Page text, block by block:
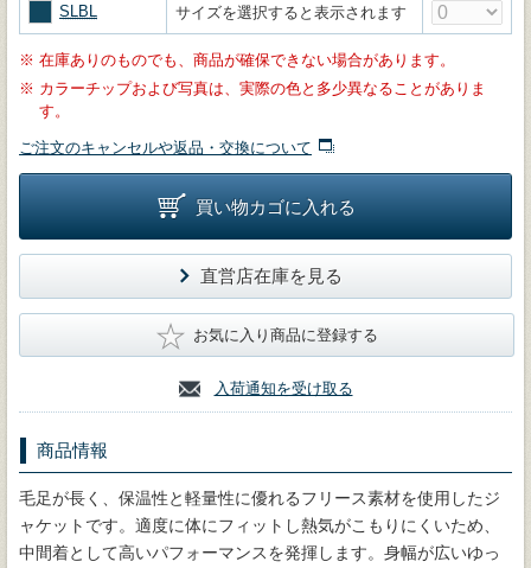
SLBL サイズを選択すると表示されます
※ 在庫ありのものでも、商品が確保できない場合があります。
※ カラーチップおよび写真は、実際の色と多少異なることがありま
す。
ご注文のキャンセルや返品・交換について
買い物カゴに入れる
直営店在庫を見る
★ お気に入り商品に登録する
入荷通知を受け取る
商品情報
毛足が長く、保温性と軽量性に優れるフリース素材を使用したジ
ャケットです。適度に体にフィットし熱気がこもりにくいため、
中間着として高いパフォーマンスを発揮します。身幅が広いゆっ